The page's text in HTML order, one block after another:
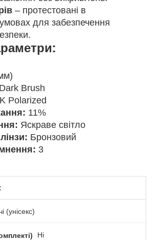
– протестовані в
для забезпечення
Dark Brush
Polarized
11%
Яскраве світло
Бронзовий
3
(унісекс)
Ні